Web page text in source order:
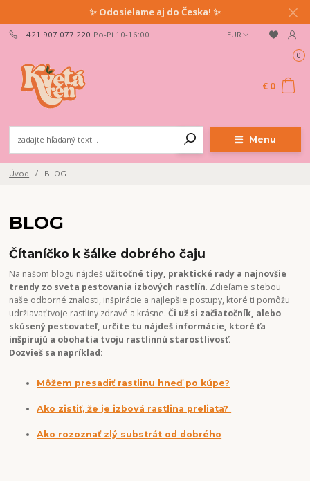
✨ Odosielame aj do Česka! ✨
Menu
EUR
+421 907 077 220 Po-Pi 10-16:00
0
€ 0
Úvod BLOG
BLOG
Čítaníčko k šálke dobrého čaju
Na našom blogu nájdeš užitočné tipy, praktické rady a najnovšie
trendy zo sveta pestovania izbových rastlín. Zdieľame s tebou
naše odborné znalosti, inšpirácie a najlepšie postupy, ktoré ti pomôžu
udržiavať tvoje rastliny zdravé a krásne.Či už si začiatočník, alebo
skúsený pestovateľ, určite tu nájdeš informácie, ktoré ťa
inšpirujú a obohatia tvoju rastlinnú starostlivosť.
Dozvieš sa napríklad:
Môžem presadiť rastlinu hneď po kúpe?
Ako zistiť, že je izbová rastlina preliata?
Ako rozoznať zlý substrát od dobrého